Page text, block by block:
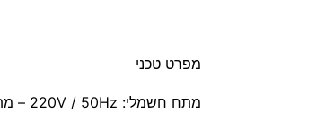
מפרט טכני
מתח חשמלי: 220V / 50Hz – מתאים לשימוש ביתי סטנדרטי בישראל